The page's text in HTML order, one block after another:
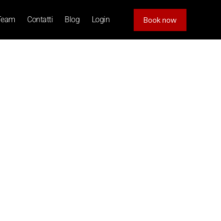
Contatti Blog Login Book now